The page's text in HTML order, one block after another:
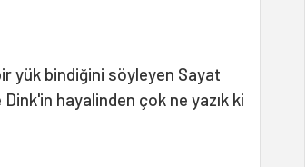
yük bindiğini söyleyen Sayat
Dink'in hayalinden çok ne yazık ki